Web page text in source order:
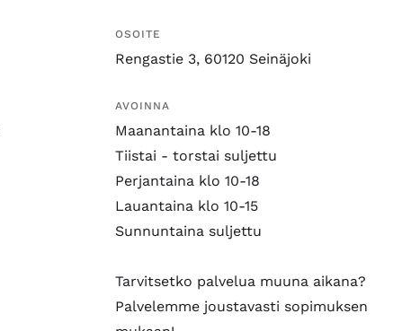
OSOITE
Rengastie 3, 60120 Seinäjoki
AVOINNA
Maanantaina klo 10-18
Tiistai - torstai suljettu
Perjantaina klo 10-18
Lauantaina klo 10-15
Sunnuntaina suljettu
Tarvitsetko palvelua muuna aikana?
Palvelemme joustavasti sopimuksen